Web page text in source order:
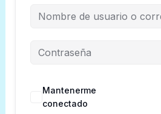
Mantenerme
conectado